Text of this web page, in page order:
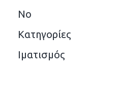
No
Κατηγορίες
Ιματισμός